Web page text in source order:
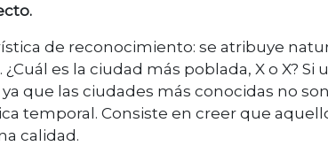
de reconocimiento: se atribuye
¿Cuál es la ciudad más poblada, X o X?
que las ciudades más conocidas no
temporal. Consiste en creer que
calidad.